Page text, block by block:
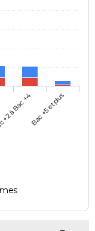
à Bac +4Bac +5 et plus